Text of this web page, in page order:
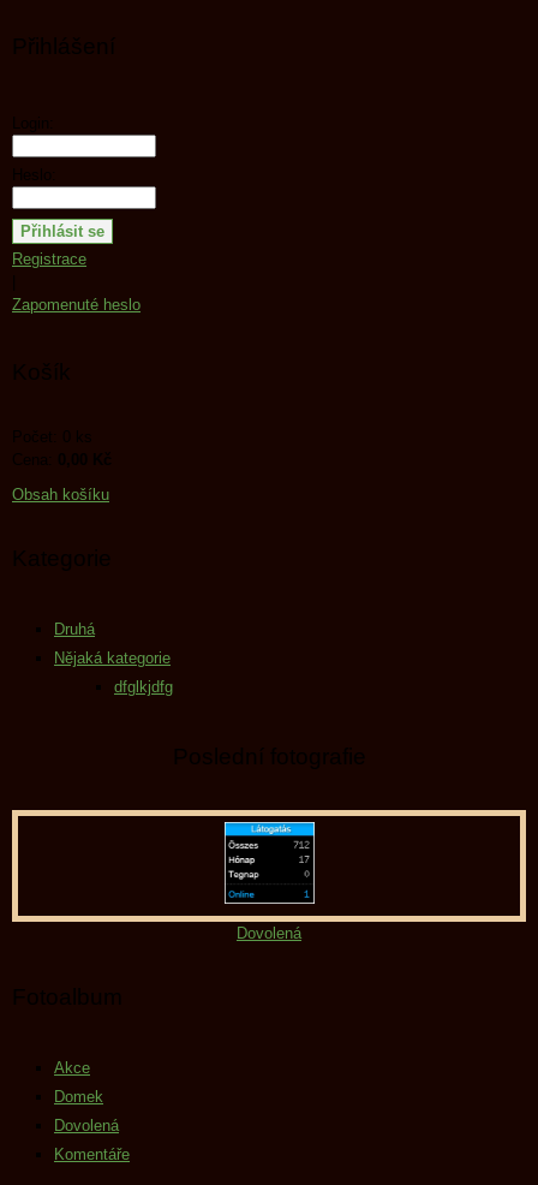
Přihlášení
Login:
Heslo:
Registrace
Zapomenuté heslo
Košík
Počet: 0 ks
Cena:
0,00 Kč
Obsah košíku
Kategorie
Druhá
Nějaká kategorie
dfglkjdfg
Poslední fotografie
Dovolená
Fotoalbum
Akce
Domek
Dovolená
Komentáře